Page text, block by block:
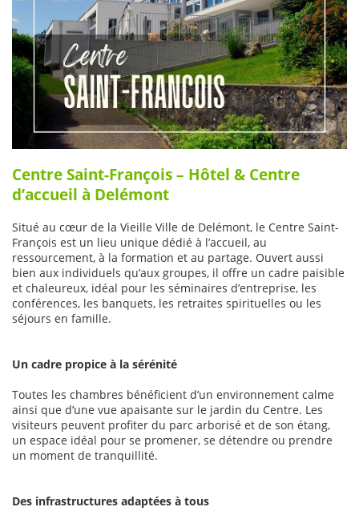
Centre Saint-François – Hôtel & Centre
d’accueil à Delémont
Situé au cœur de la Vieille Ville de Delémont, le Centre Saint-
François est un lieu unique dédié à l’accueil, au
ressourcement, à la formation et au partage. Ouvert aussi
bien aux individuels qu’aux groupes, il offre un cadre paisible
et chaleureux, idéal pour les séminaires d’entreprise, les
conférences, les banquets, les retraites spirituelles ou les
séjours en famille.
Un cadre propice à la sérénité
Toutes les chambres bénéficient d’un environnement calme
ainsi que d’une vue apaisante sur le jardin du Centre. Les
visiteurs peuvent profiter du parc arborisé et de son étang,
un espace idéal pour se promener, se détendre ou prendre
un moment de tranquillité.
Des infrastructures adaptées à tous